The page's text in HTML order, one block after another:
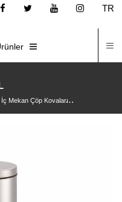
TR
İç Mekan Çöp Kovaları